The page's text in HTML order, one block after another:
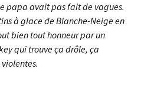
papa avait pas fait de vagues.
à glace de Blanche-Neige en
bien tout honneur par un
qui trouve ça drôle, ça